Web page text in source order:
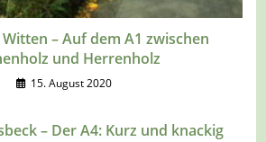
– Auf dem A1 zwischen
und Herrenholz
15. August 2020
– Der A4: Kurz und knackig